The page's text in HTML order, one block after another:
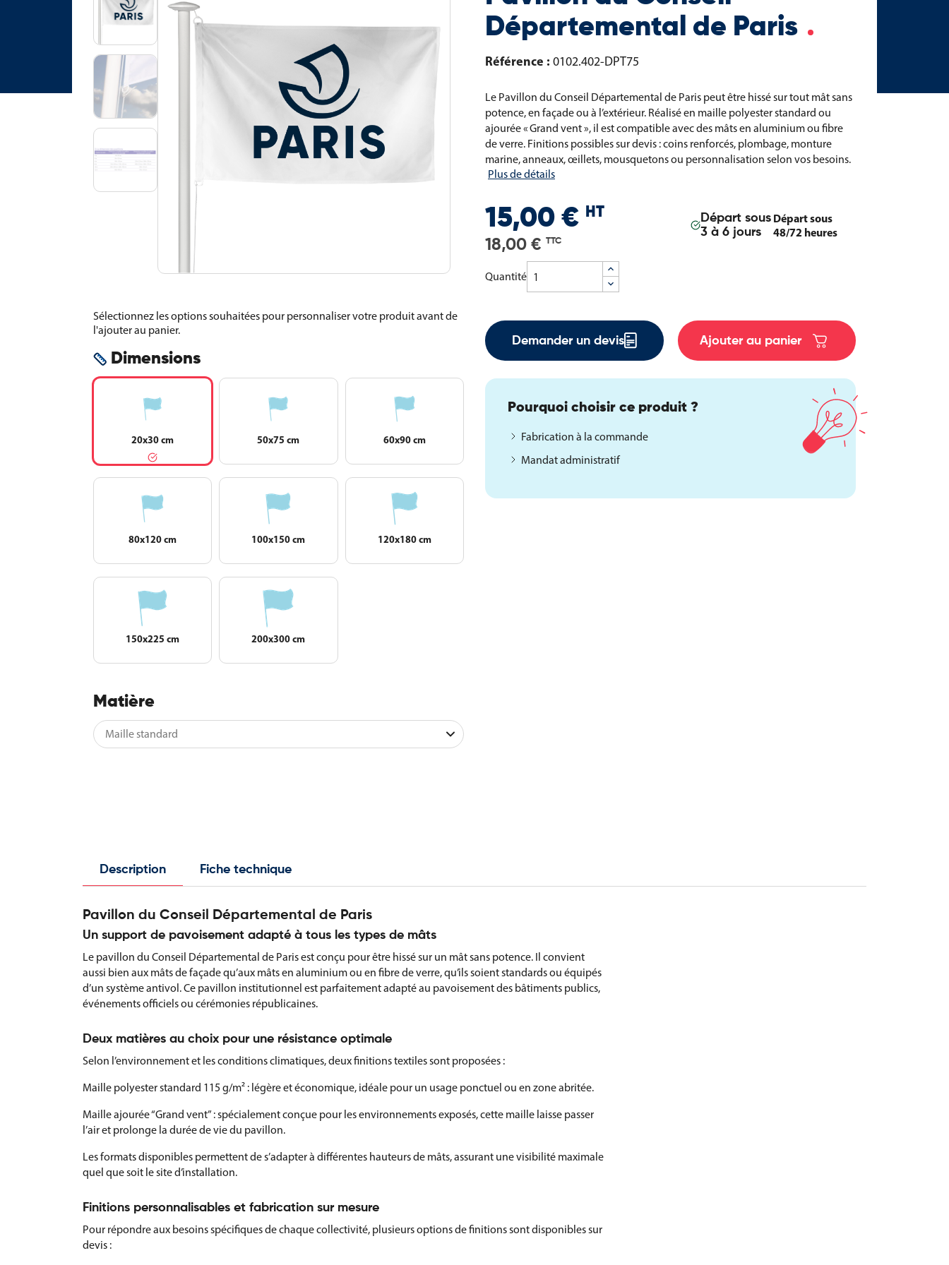
Sélectionnez les options souhaitées pour personnaliser votre produit avant de
l'ajouter au panier.
Dimensions
20x30 cm 50x75 cm 60x90 cm
80x120 cm 100x150 cm 120x180 cm
150x225 cm 200x300 cm
Matière
Départemental de Paris
Référence : 0102.402-DPT75
Le Pavillon du Conseil Départemental de Paris peut être hissé sur tout mât sans
potence, en façade ou à l’extérieur. Réalisé en maille polyester standard ou
ajourée « Grand vent », il est compatible avec des mâts en aluminium ou fibre
de verre. Finitions possibles sur devis : coins renforcés, plombage, monture
marine, anneaux, œillets, mousquetons ou personnalisation selon vos besoins.
Plus de détails
15,00 € HT
18,00 € TTC
Départ sous
3 à 6 jours
Départ sous
48/72 heures
Quantité
Demander un devis Ajouter au panier
Pourquoi choisir ce produit ?
Fabrication à la commande
Mandat administratif
Description Fiche technique
Pavillon du Conseil Départemental de Paris
Un support de pavoisement adapté à tous les types de mâts
Le pavillon du Conseil Départemental de Paris est conçu pour être hissé sur un mât sans potence. Il convient
aussi bien aux mâts de façade qu’aux mâts en aluminium ou en fibre de verre, qu’ils soient standards ou équipés
d’un système antivol. Ce pavillon institutionnel est parfaitement adapté au pavoisement des bâtiments publics,
événements officiels ou cérémonies républicaines.
Deux matières au choix pour une résistance optimale
Selon l’environnement et les conditions climatiques, deux finitions textiles sont proposées :
Maille polyester standard 115 g/m² : légère et économique, idéale pour un usage ponctuel ou en zone abritée.
Maille ajourée “Grand vent” : spécialement conçue pour les environnements exposés, cette maille laisse passer
l’air et prolonge la durée de vie du pavillon.
Les formats disponibles permettent de s’adapter à différentes hauteurs de mâts, assurant une visibilité maximale
quel que soit le site d’installation.
Finitions personnalisables et fabrication sur mesure
Pour répondre aux besoins spécifiques de chaque collectivité, plusieurs options de finitions sont disponibles sur
devis :